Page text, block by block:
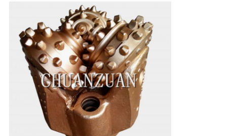
Laat een bericht achter
We bellen je snel terug!